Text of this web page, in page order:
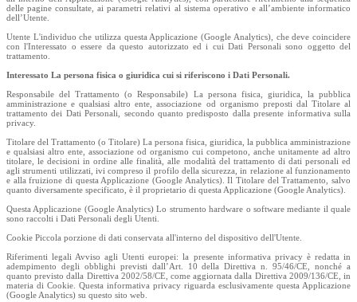
delle pagine consultate, ai parametri relativi al sistema operativo e all’ambiente informatico
dell’Utente.
Utente L'individuo che utilizza questa Applicazione (Google Analytics), che deve coincidere
con l'Interessato o essere da questo autorizzato ed i cui Dati Personali sono oggetto del
trattamento.
Interessato La persona fisica o giuridica cui si riferiscono i Dati Personali.
Responsabile del Trattamento (o Responsabile) La persona fisica, giuridica, la pubblica
amministrazione e qualsiasi altro ente, associazione od organismo preposti dal Titolare al
trattamento dei Dati Personali, secondo quanto predisposto dalla presente informativa sulla
privacy.
Titolare del Trattamento (o Titolare) La persona fisica, giuridica, la pubblica amministrazione
e qualsiasi altro ente, associazione od organismo cui competono, anche unitamente ad altro
titolare, le decisioni in ordine alle finalità, alle modalità del trattamento di dati personali ed
agli strumenti utilizzati, ivi compreso il profilo della sicurezza, in relazione al funzionamento
e alla fruizione di questa Applicazione (Google Analytics). Il Titolare del Trattamento, salvo
quanto diversamente specificato, è il proprietario di questa Applicazione (Google Analytics).
Questa Applicazione (Google Analytics) Lo strumento hardware o software mediante il quale
sono raccolti i Dati Personali degli Utenti.
Cookie Piccola porzione di dati conservata all'interno del dispositivo dell'Utente.
Riferimenti legali Avviso agli Utenti europei: la presente informativa privacy è redatta in
adempimento degli obblighi previsti dall’Art. 10 della Direttiva n. 95/46/CE, nonché a
quanto previsto dalla Direttiva 2002/58/CE, come aggiornata dalla Direttiva 2009/136/CE, in
materia di Cookie. Questa informativa privacy riguarda esclusivamente questa Applicazione
(Google Analytics) su questo sito web.